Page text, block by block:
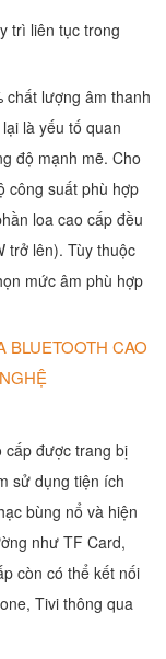
trì liên tục trong
chất lượng âm thanh
là yếu tố quan
độ mạnh mẽ. Cho
công suất phù hợp
loa cao cấp đều
trở lên). Tùy thuộc
mức âm phù hợp
BLUETOOTH CAO
cấp được trang bị
sử dụng tiện ích
bùng nổ và hiện
như TF Card,
còn có thể kết nối
Tivi thông qua